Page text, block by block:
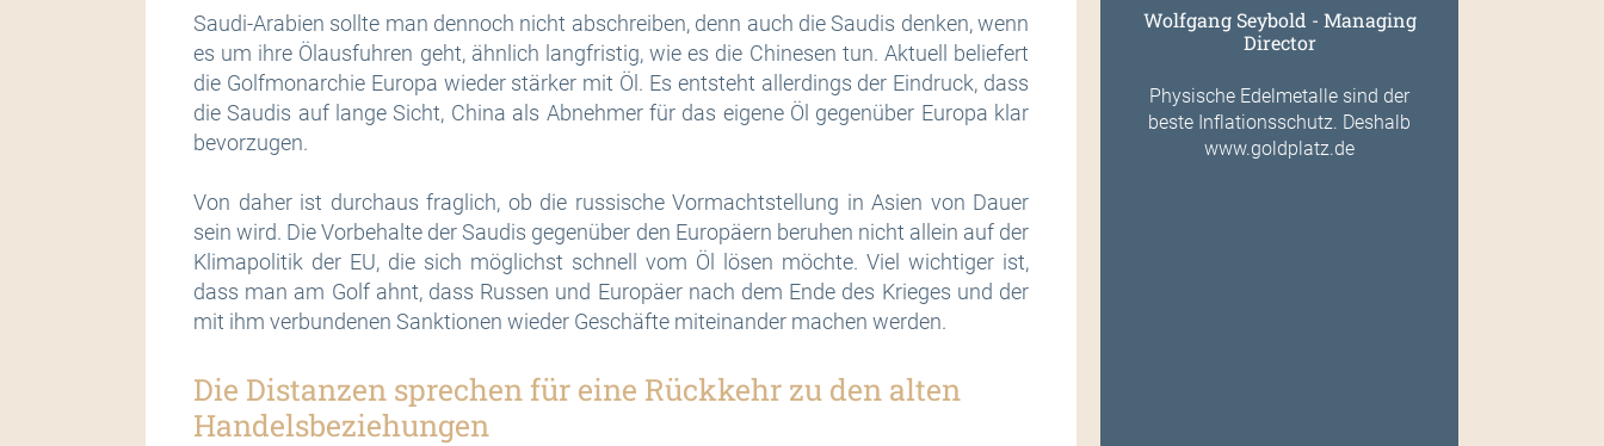
Saudi-Arabien sollte man dennoch nicht abschreiben, denn auch die Saudis denken, wenn
es um ihre Ölausfuhren geht, ähnlich langfristig, wie es die Chinesen tun. Aktuell beliefert
die Golfmonarchie Europa wieder stärker mit Öl. Es entsteht allerdings der Eindruck, dass
die Saudis auf lange Sicht, China als Abnehmer für das eigene Öl gegenüber Europa klar
bevorzugen.
Von daher ist durchaus fraglich, ob die russische Vormachtstellung in Asien von Dauer
sein wird. Die Vorbehalte der Saudis gegenüber den Europäern beruhen nicht allein auf der
Klimapolitik der EU, die sich möglichst schnell vom Öl lösen möchte. Viel wichtiger ist,
dass man am Golf ahnt, dass Russen und Europäer nach dem Ende des Krieges und der
mit ihm verbundenen Sanktionen wieder Geschäfte miteinander machen werden.
Die Distanzen sprechen für eine Rückkehr zu den alten
Handelsbeziehungen
Wolfgang Seybold - Managing
Director
Physische Edelmetalle sind der
beste Inflationsschutz. Deshalb
www.goldplatz.de